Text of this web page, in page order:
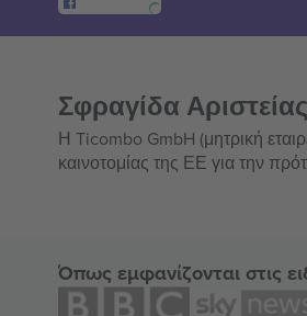
Σφραγίδα
Η Ticombo GmbH (μητρική
καινοτομίας της ΕΕ για την
Όπως εμφανίζονται στις